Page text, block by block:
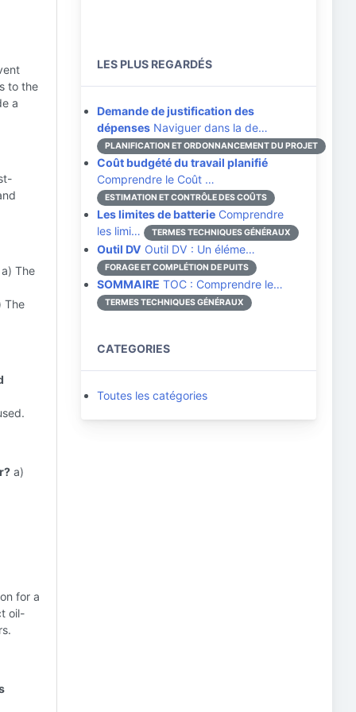
to the
a
The
The
a)
for a
oil-
LES PLUS REGARDÉS
Demande de justification des
dépenses Naviguer dans la de…
PLANIFICATION ET ORDONNANCEMENT DU PROJET
Coût budgété du travail planifié
Comprendre le Coût …
ESTIMATION ET CONTRÔLE DES COÛTS
Les limites de batterie Comprendre
les limi…
TERMES TECHNIQUES GÉNÉRAUX
Outil DV Outil DV : Un éléme…
FORAGE ET COMPLÉTION DE PUITS
SOMMAIRE TOC : Comprendre le…
TERMES TECHNIQUES GÉNÉRAUX
CATEGORIES
Toutes les catégories